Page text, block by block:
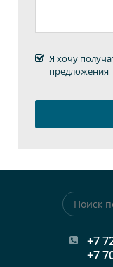
Я хочу
предложения
+7
+7